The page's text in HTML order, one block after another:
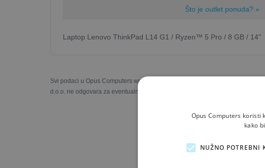
Što je outlet ponuda? »
Laptop Lenovo ThinkPad L14 G1 / Ryzen™ 5 Pro / 8 GB / 14"
Svi podaci u Opus Computers web trgovini prezentirani su s najboljom
d.o.o. ne odgovara za eventualne nesukladnosti u slikama, opisima,
Opus Computers koristi
kako
NUŽNO POTREBNI